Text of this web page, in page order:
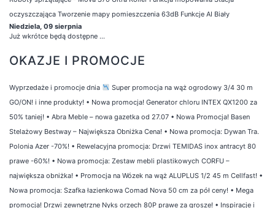
oczyszczająca Tworzenie mapy pomieszczenia 63dB Funkcje AI Biały
Niedziela, 09 sierpnia
Już wkrótce będą dostępne ...
OKAZJE I PROMOCJE
Wyprzedaże i promocje dnia
Super promocja na wąż ogrodowy 3/4 30 m
GO/ON! i inne produkty! • Nowa promocja! Generator chloru INTEX QX1200 za
50% taniej! • Abra Meble – nowa gazetka od 27.07 • Nowa Promocja! Basen
Stelażowy Bestway – Największa Obniżka Cena! • Nowa promocja: Dywan Tra.
Polonia Azer -70%! • Rewelacyjna promocja: Drzwi TEMIDAS inox antracyt 80
prawe -60%! • Nowa promocja: Zestaw mebli plastikowych CORFU –
największa obniżka! • Promocja na Wózek na wąż ALUPLUS 1/2 45 m Cellfast! •
Nowa promocja: Szafka łazienkowa Comad Nova 50 cm za pół ceny! • Mega
promocja! Drzwi zewnętrzne Nyks orzech 80P prawe za grosze! • Inspiracje i